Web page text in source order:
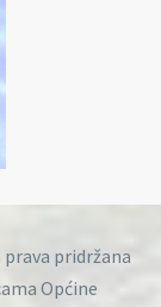
pridržana
Općine